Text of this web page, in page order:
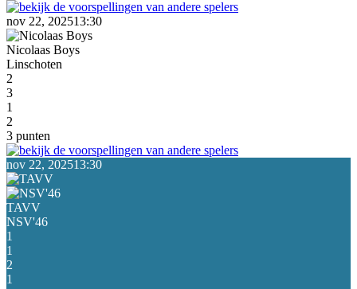
nov 22, 202513:30
Nicolaas Boys
Linschoten
2
3
1
2
3 punten
nov 22, 202513:30
TAVV
NSV'46
1
1
2
1